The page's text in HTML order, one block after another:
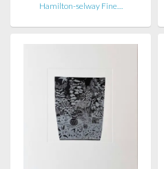
Hamilton-selway Fine…